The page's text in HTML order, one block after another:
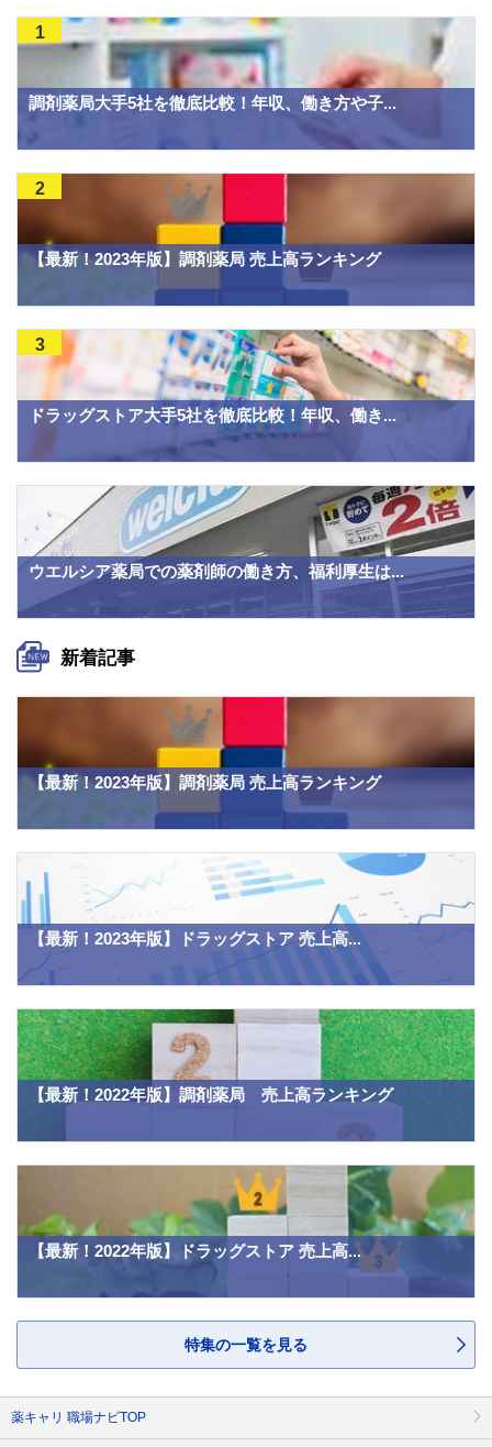
調剤薬局大手5社を徹底比較！年収、働き方や子...
1
【最新！2023年版】調剤薬局 売上高ランキング
2
ドラッグストア大手5社を徹底比較！年収、働き...
3
ウエルシア薬局での薬剤師の働き方、福利厚生は...
新着記事
【最新！2023年版】調剤薬局 売上高ランキング
【最新！2023年版】ドラッグストア 売上高...
【最新！2022年版】調剤薬局 売上高ランキング
【最新！2022年版】ドラッグストア 売上高...
特集の一覧を見る
薬キャリ 職場ナビTOP